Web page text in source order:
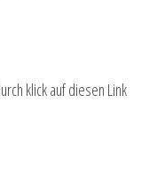
klick auf diesen Link